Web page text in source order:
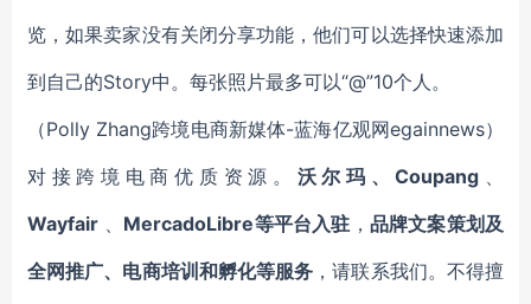
览，如果卖家没有关闭分享功能，他们可以选择快速添加
到自己的Story中。每张照片最多可以“@”10个人。
（Polly Zhang跨境电商新媒体-蓝海亿观网egainnews）
对接跨境电商优质资源。 沃尔玛、Coupang 、
Wayfair 、 MercadoLibre等平台入驻 ， 品牌文案策划及
全网推广、电商培训和孵化等服务 ，请联系我们。不得擅